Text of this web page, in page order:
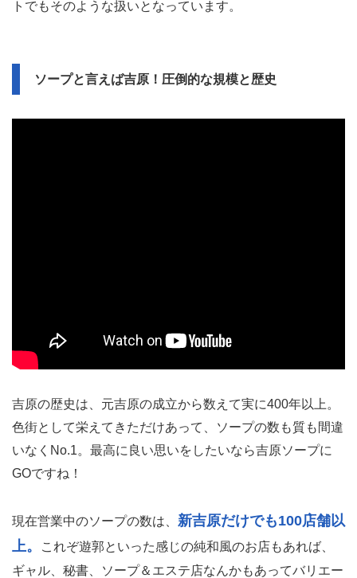
トでもそのような扱いとなっています。
ソープと言えば吉原！圧倒的な規模と歴史
吉原の歴史は、元吉原の成立から数えて実に400年以上。
色街として栄えてきただけあって、ソープの数も質も間違
いなくNo.1。最高に良い思いをしたいなら吉原ソープに
GOですね！
現在営業中のソープの数は、 新吉原だけでも100店舗以
上。
これぞ遊郭といった感じの純和風のお店もあれば、
ギャル、秘書、ソープ＆エステ店なんかもあってバリエー